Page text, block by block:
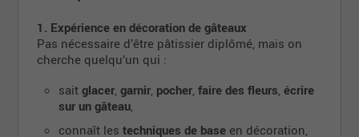
Esprit d’équipe et autonomie.
Fiabilité et attitude positive.
Conditions
Poste 35 h / semaine
1. Expérience en décoration de gâteaux
Pas nécessaire d’être pâtissier diplômé, mais on
cherche quelqu’un qui :
sait glacer, garnir, pocher, faire des fleurs, écrire
sur un gâteau,
connaît les techniques de baseen décoration,